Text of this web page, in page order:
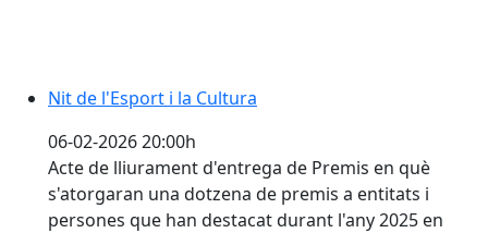
Nit de l'Esport i la Cultura
06-02-2026 20:00h
Acte de lliurament d'entrega de Premis en què
s'atorgaran una dotzena de premis a entitats i
persones que han destacat durant l'any 2025 en